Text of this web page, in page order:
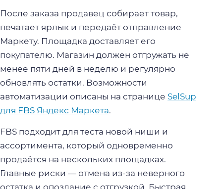
После заказа продавец собирает товар,
печатает ярлык и передаёт отправление
Маркету. Площадка доставляет его
покупателю. Магазин должен отгружать не
менее пяти дней в неделю и регулярно
обновлять остатки. Возможности
автоматизации описаны на странице SelSup
для FBS Яндекс Маркета.
FBS подходит для теста новой ниши и
ассортимента, который одновременно
продаётся на нескольких площадках.
Главные риски — отмена из-за неверного